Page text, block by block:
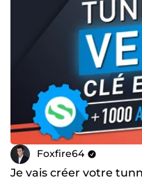
Foxfire64
Je vais créer votre